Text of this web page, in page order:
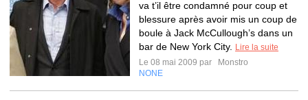
va t’il être condamné pour coup et
blessure après avoir mis un coup de
boule à Jack McCullough’s dans un
bar de New York City.
Lire la suite
Le 08 mai 2009 par
Monstro
NONE